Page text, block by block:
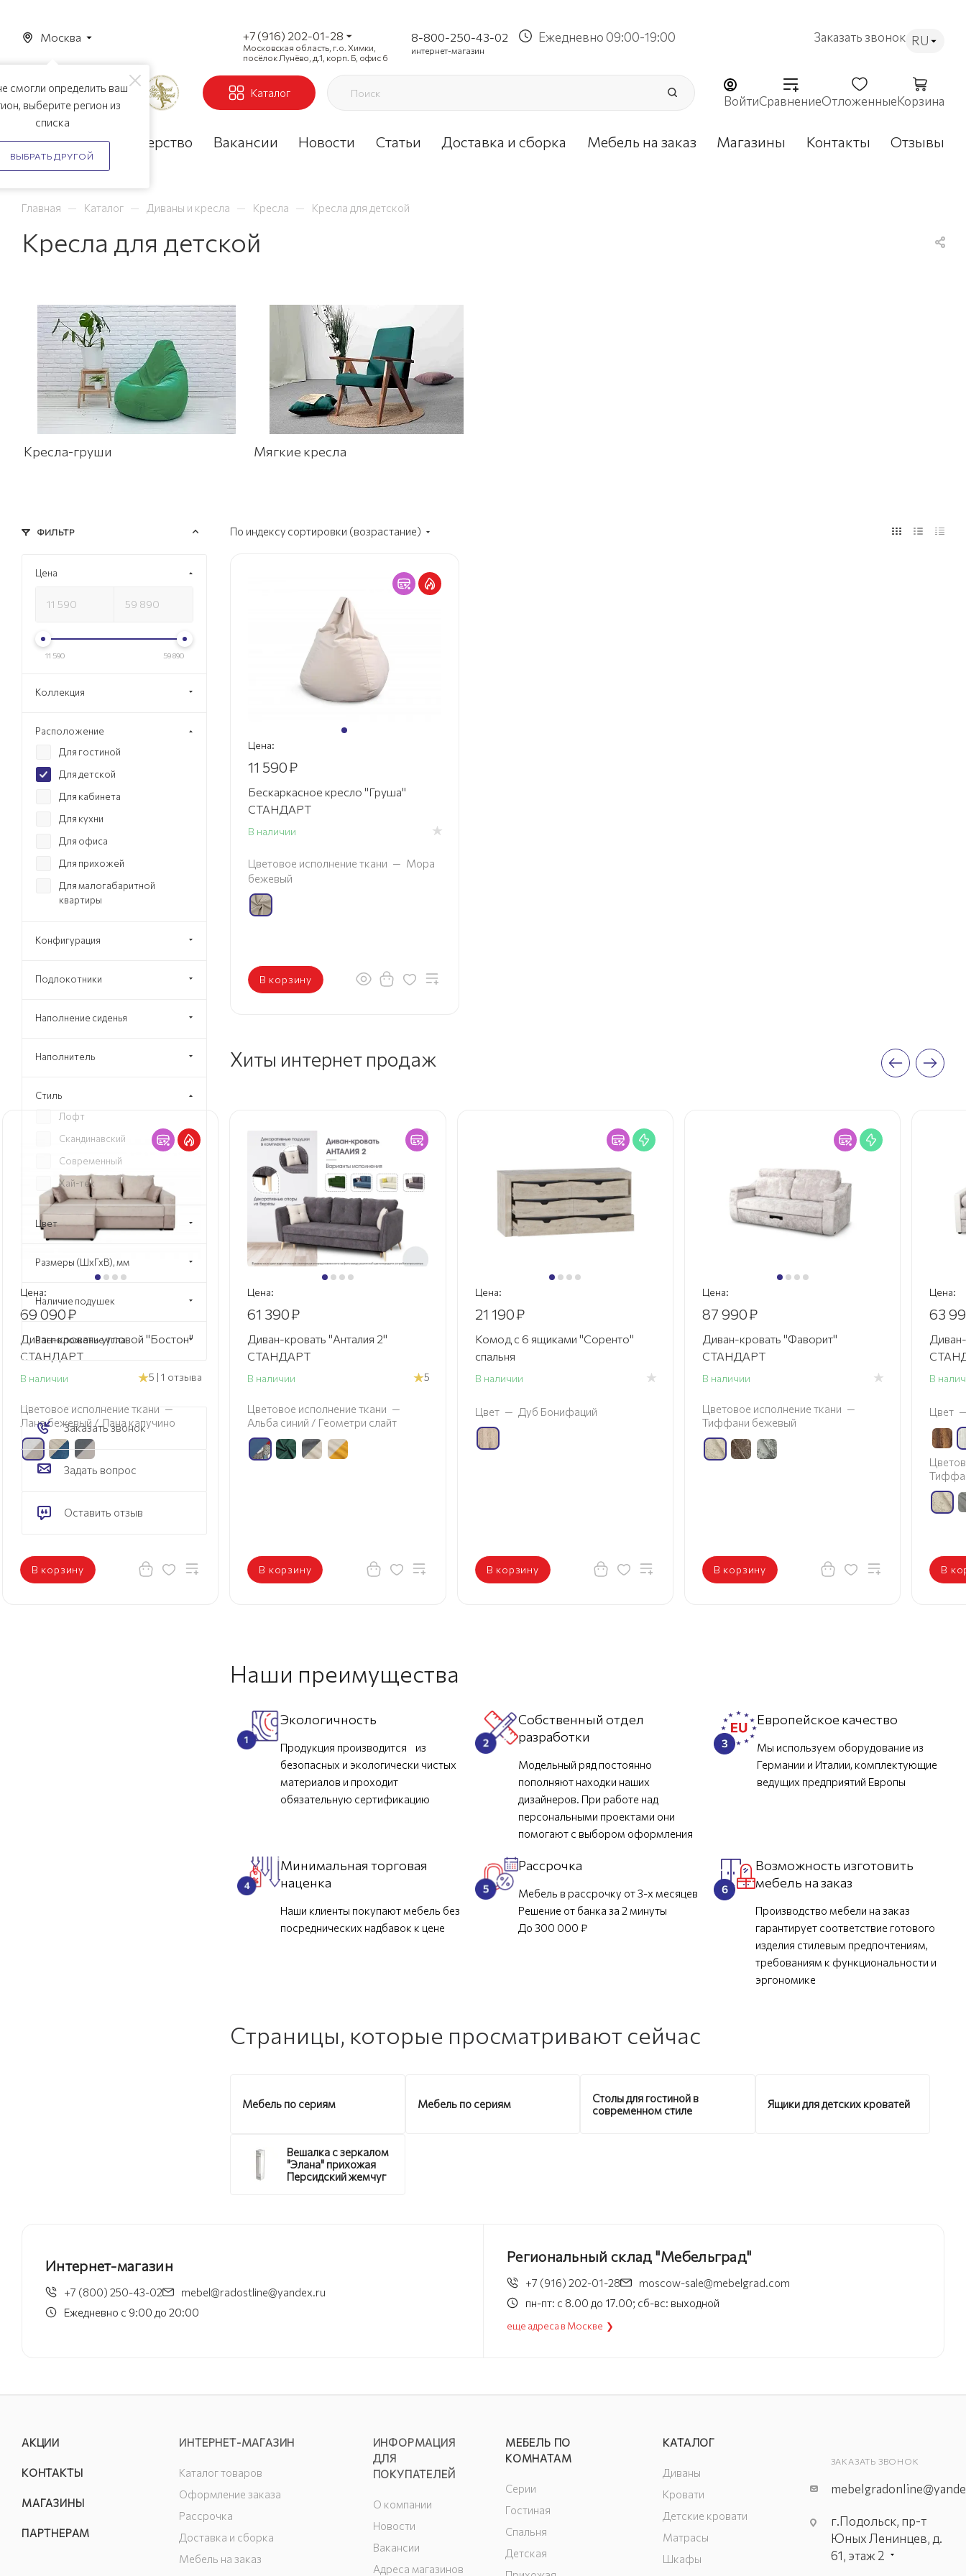
Москва
смогли определить ваш
выберите регион из
списка
ВЫБРАТЬ ДРУГОЙ
+7 (916) 202-01-28
Московская область, г.о. Химки,
посёлок Лунёво, д.1, корп. Б, офис 6
8-800-250-43-02
интернет-магазин
Ежедневно 09:00-19:00 Заказать звонок RU
Каталог
ВойтиСравнениеОтложенныеКорзина
Акции Партнерство Вакансии Новости Статьи Доставка и сборка Мебель на заказ Магазины Контакты Отзывы
Главная — Каталог — Диваны и кресла — Кресла — Кресла для детской
Кресла для детской
Кресла-груши Мягкие кресла
По индексу сортировки (возрастание)
Цена:
11 590₽
Бескаркасное кресло "Груша"
СТАНДАРТ
В наличии
Цветовое исполнение ткани — Мора
бежевый
В корзину
Хиты интернет продаж
Цена:
69 090₽
Диван-кровать угловой "Бостон"
СТАНДАРТ
В наличии 5 | 1 отзыва
Цветовое исполнение ткани —
Лана бежевый / Лана капучино
В корзину
Цена:
61 390₽
Диван-кровать "Анталия 2"
СТАНДАРТ
В наличии 5
Цветовое исполнение ткани —
Альба синий / Геометри слайт
В корзину
Цена:
21 190₽
Комод с 6 ящиками "Соренто"
спальня
В наличии
Цвет — Дуб Бонифаций
В корзину
Цена:
87 990₽
Диван-кровать "Фаворит"
СТАНДАРТ
В наличии
Цветовое исполнение ткани —
Тиффани бежевый
В корзину
Цена:
63
В
Цвет
В
Наши преимущества
Экологичность
Продукция производится из
безопасных и экологически чистых
материалов и проходит
обязательную сертификацию
Собственный отдел
разработки
Модельный ряд постоянно
пополняют находки наших
дизайнеров. При работе над
персональными проектами они
помогают с выбором оформления
Европейское качество
Мы используем оборудование из
Германии и Италии, комплектующие
ведущих предприятий Европы
Минимальная торговая
наценка
Наши клиенты покупают мебель без
посреднических надбавок к цене
Рассрочка
Мебель в рассрочку от 3-х месяцев
Решение от банка за 2 минуты
До 300 000 ₽
Возможность изготовить
мебель на заказ
Производство мебели на заказ
гарантирует соответствие готового
изделия стилевым предпочтениям,
требованиям к функциональности и
эргономике
Страницы, которые просматривают сейчас
Мебель по сериям Мебель по сериям
Столы для гостиной в
современном стиле
Ящики для детских кроватей
Вешалка с зеркалом
"Элана" прихожая
Персидский жемчуг
ФИЛЬТР
Цена
11 590 59 890
Коллекция
Расположение
Для гостиной
Для детской
Для кабинета
Для кухни
Для офиса
Для прихожей
Для малогабаритной
квартиры
Конфигурация
Подлокотники
Наполнение сиденья
Наполнитель
Стиль
Лофт
Скандинавский
Современный
Хай-тек
Цвет
Размеры (ШхГхВ), мм
Наличие подушек
Расположение угла
Заказать звонок
Задать вопрос
Оставить отзыв
Интернет-магазин
+7 (800) 250-43-02
mebel@radostline@yandex.ru
Ежедневно с 9:00 до 20:00
Региональный склад "Мебельград"
+7 (916) 202-01-28
moscow-sale@mebelgrad.com
пн-пт: с 8.00 до 17.00; сб-вс: выходной
еще адреса в Москве ❯
АКЦИИ
КОНТАКТЫ
МАГАЗИНЫ
ПАРТНЕРАМ
ИНТЕРНЕТ-МАГАЗИН
Каталог товаров
Оформление заказа
Рассрочка
Доставка и сборка
Мебель на заказ
ИНФОРМАЦИЯ
ДЛЯ
ПОКУПАТЕЛЕЙ
О компании
Новости
Вакансии
Адреса магазинов
МЕБЕЛЬ ПО
КОМНАТАМ
Серии
Гостиная
Спальня
Детская
КАТАЛОГ
Диваны
Кровати
Детские кровати
Матрасы
Шкафы
ЗАКАЗАТЬ ЗВОНОК
г.Подольск, пр-т
Юных Ленинцев, д.
61, этаж 2